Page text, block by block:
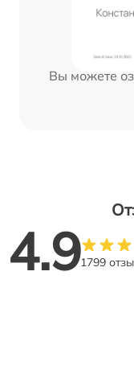
Вы можете
4.91799